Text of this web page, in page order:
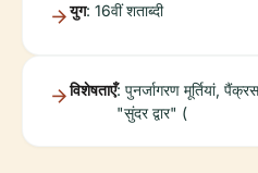
युग: 16वीं शताब्दी
विशेषताएँ: पुनर्जागरण मूर्तियां, पैंक्रस
"सुंदर द्वार" (